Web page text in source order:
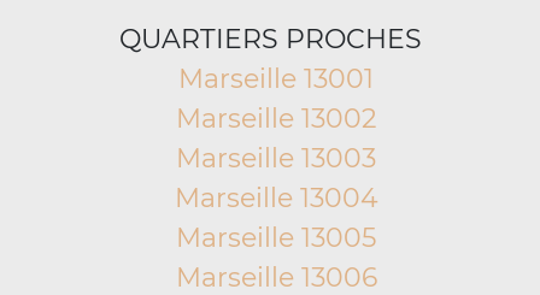
QUARTIERS PROCHES
Marseille 13001
Marseille 13002
Marseille 13003
Marseille 13004
Marseille 13005
Marseille 13006